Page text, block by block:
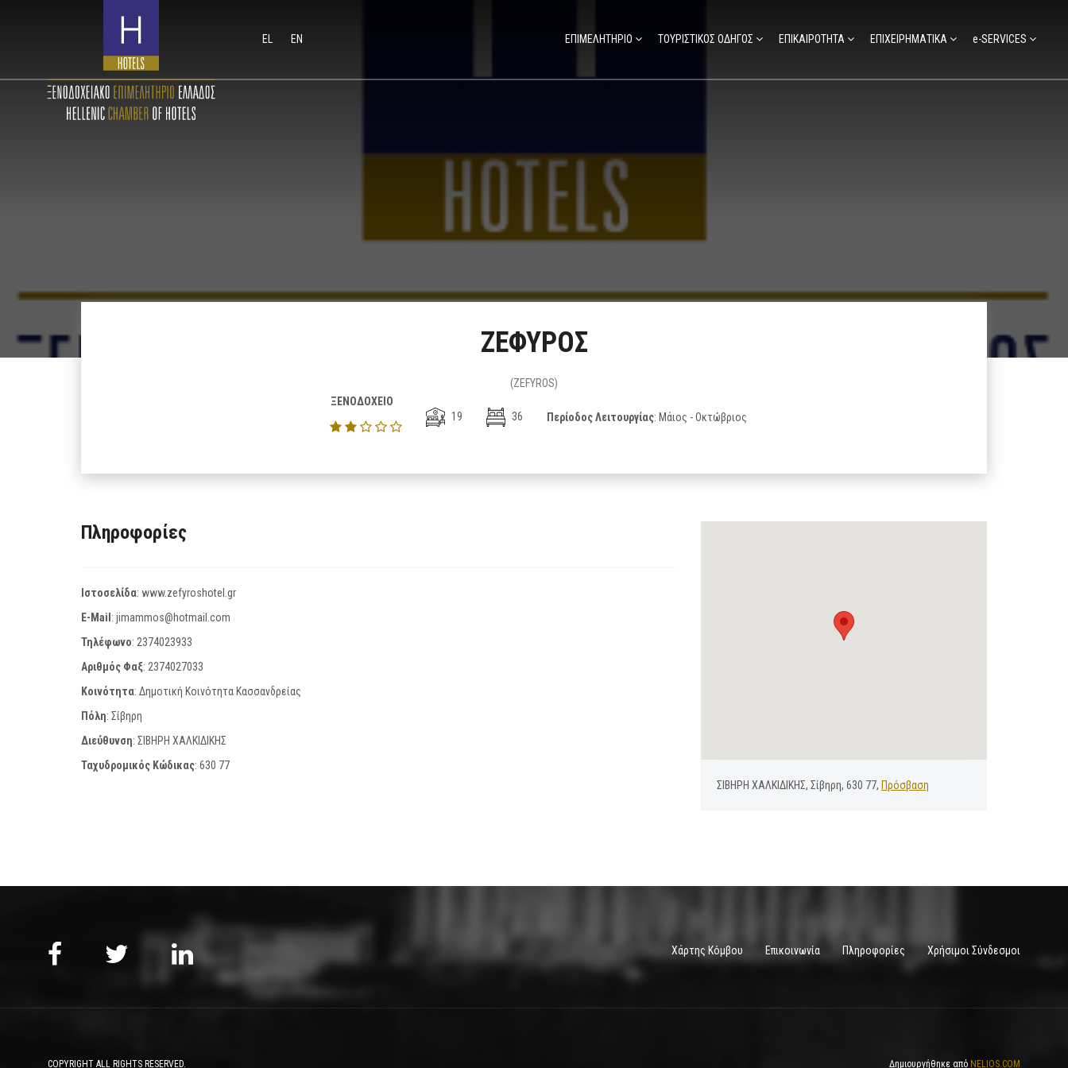
EL EN ΕΠΙΜΕΛΗΤΗΡΙΟ ΤΟΥΡΙΣΤΙΚΟΣ ΟΔΗΓΟΣ ΕΠΙΚΑΙΡΟΤΗΤΑ ΕΠΙΧΕΙΡΗΜΑΤΙΚΑ e-SERVICES
ΖΕΦΥΡΟΣ
(ZEFYROS)
ΞΕΝΟΔΟΧΕΙΟ
19
36 Περίοδος Λειτουργίας: Μάιος - Οκτώβριος
Πληροφορίες
Ιστοσελίδα: www.zefyroshotel.gr
E-Mail : jimammos@hotmail.com
Τηλέφωνο: 2374023933
Αριθμός Φαξ: 2374027033
Κοινότητα: Δημοτική Κοινότητα Κασσανδρείας
Πόλη: Σίβηρη
Διεύθυνση: ΣΙΒΗΡΗ ΧΑΛΚΙΔΙΚΗΣ
Ταχυδρομικός Κώδικας: 630 77
ΣΙΒΗΡΗ ΧΑΛΚΙΔΙΚΗΣ, Σίβηρη, 630 77, Πρόσβαση
Χάρτης Κόμβου Επικοινωνία Πληροφορίες Χρήσιμοι Σύνδεσμοι
Δημιουργήθηκε από NELIOS.COM
COPYRIGHT ALL RIGHTS RESERVED.